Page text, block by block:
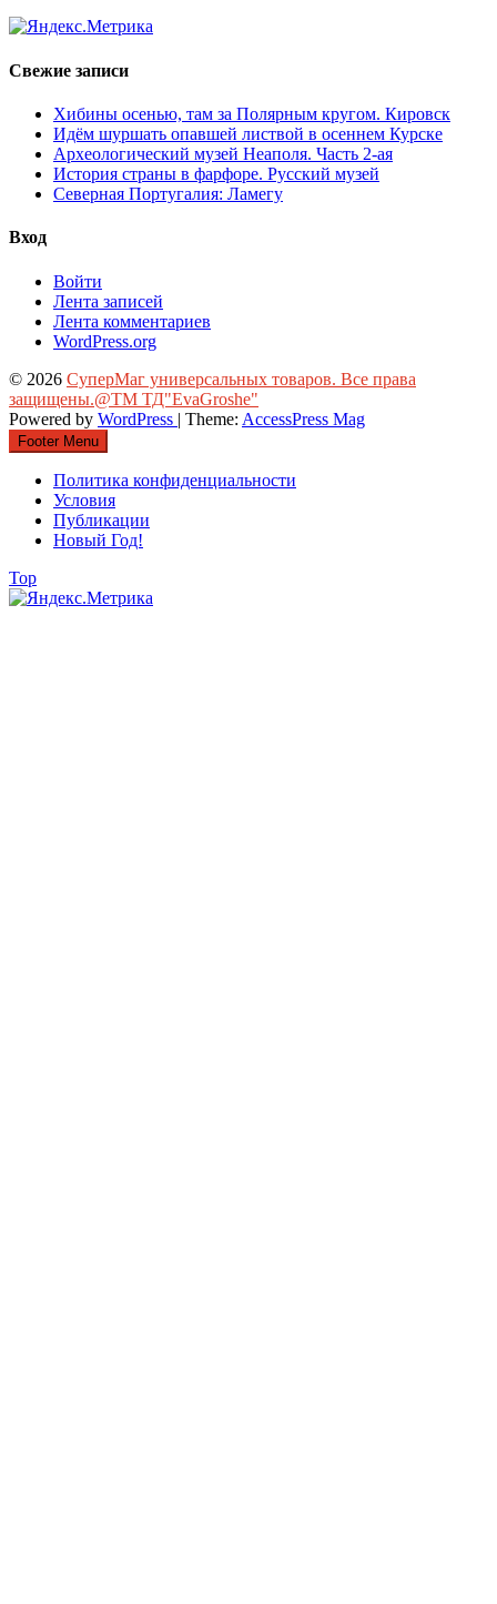
Свежие записи
Хибины осенью, там за Полярным кругом. Кировск
Идём шуршать опавшей листвой в осеннем Курске
Археологический музей Неаполя. Часть 2-ая
История страны в фарфоре. Русский музей
Северная Португалия: Ламегу
Вход
Войти
Лента записей
Лента комментариев
WordPress.org
© 2026 СуперМаг универсальных товаров. Все права
защищены.@ТМ ТД"EvaGroshe"
Powered by WordPress | Theme: AccessPress Mag
Footer Menu
Политика конфиденциальности
Условия
Публикации
Новый Год!
Top